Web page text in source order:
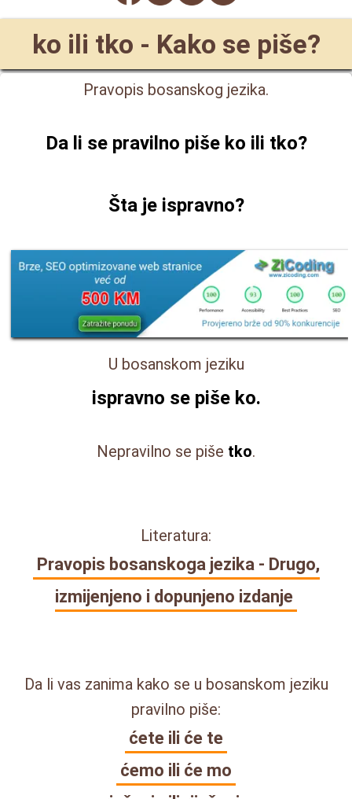
ko ili tko - Kako se piše?
Pravopis bosanskog jezika.
Da li se pravilno piše ko ili tko?
Šta je ispravno?
U bosanskom jeziku
ispravno se piše ko.
Nepravilno se piše tko.
Literatura:
Pravopis bosanskoga jezika - Drugo,
izmijenjeno i dopunjeno izdanje
Da li vas zanima kako se u bosanskom jeziku
pravilno piše:
ćete ili će te
ćemo ili će mo